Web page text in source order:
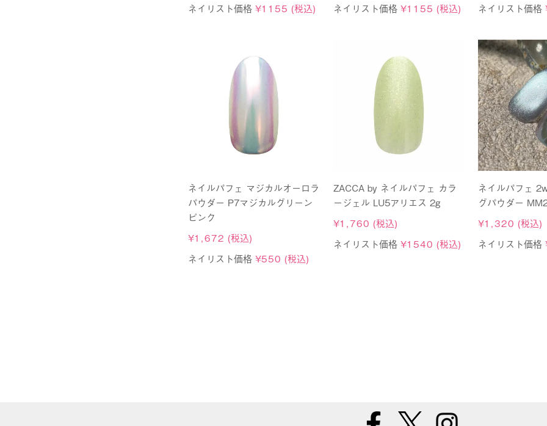
ネイリスト価格 ¥1155 (税込)
ネイリスト価格 ¥1155 (税込)
ネイリスト価格
ネイルパフェ マジカルオーロラ
パウダー P7マジカルグリーン
ピンク
¥1,672 (税込)
ネイリスト価格 ¥550 (税込)
ZACCA by ネイルパフェ カラ
ージェル LU5アリエス 2g
¥1,760 (税込)
ネイリスト価格 ¥1540 (税込)
ネイルパフェ
グパウダー
¥1,320 (税込)
ネイリスト価格